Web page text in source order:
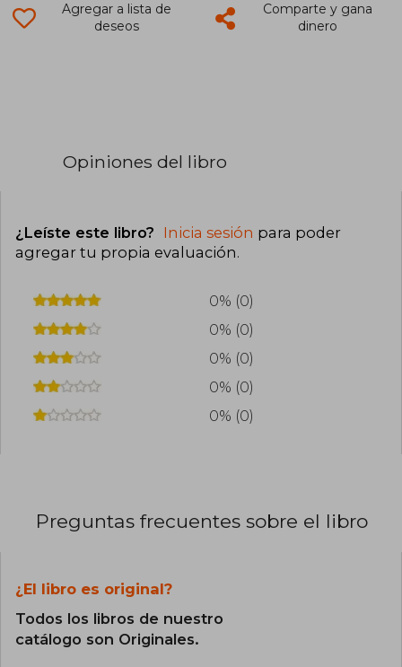
Agregar a lista de
deseos
Comparte y gana
dinero
Opiniones del libro
¿Leíste este libro? Inicia sesión para poder
agregar tu propia evaluación.
0% (0)
0% (0)
0% (0)
0% (0)
0% (0)
Preguntas frecuentes sobre el libro
¿El libro es original?
Todos los libros de nuestro
catálogo son Originales.